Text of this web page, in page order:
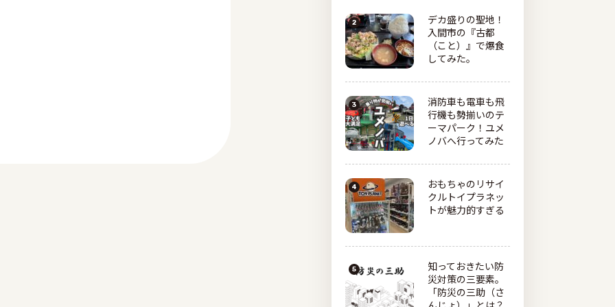
デカ盛りの聖地！
入間市の『古都
（こと）』で爆食
してみた。
消防車も電車も飛
行機も勢揃いのテ
ーマパーク！ユメ
ノバへ行ってみた
おもちゃのリサイ
クルトイプラネッ
トが魅力的すぎる
知っておきたい防
災対策の三要素。
「防災の三助（さ